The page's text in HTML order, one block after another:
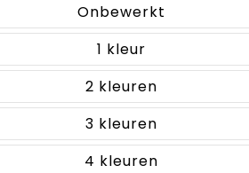
Onbewerkt
1
2
3
4